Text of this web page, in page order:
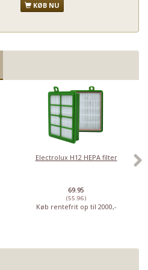
KØB NU
Electrolux H12 HEPA filter
69.95
(55.96)
Køb rentefrit op til 2000,-